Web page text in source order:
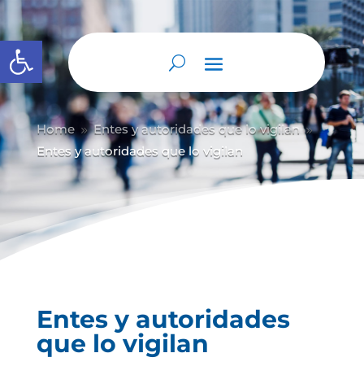
Abrir barra de herramientas
Home 9 Entes y autoridades que lo vigilan 9
Entes y autoridades que lo vigilan
Entes y autoridades
que lo vigilan